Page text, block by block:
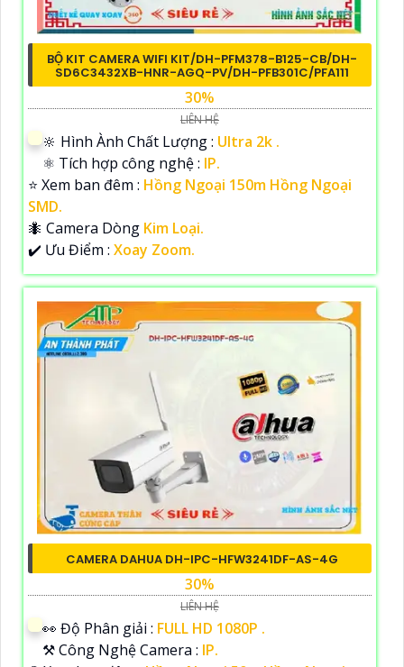
BỘ KIT CAMERA WIFI KIT/DH-PFM378-B125-CB/DH-
SD6C3432XB-HNR-AGQ-PV/DH-PFB301C/PFA111
30%
LIÊN HỆ
🔆 Hình Ành Chất Lượng : Ultra 2k .
⚛️ Tích hợp công nghệ : IP.
⭐ Xem ban đêm : Hồng Ngoại 150m Hồng Ngoại
SMD.
🐜 Camera Dòng Kim Loại.
️✔️ Ưu Điểm : Xoay Zoom.
CAMERA DAHUA DH-IPC-HFW3241DF-AS-4G
30%
LIÊN HỆ
️👀 Độ Phân giải : FULL HD 1080P .
⚒ Công Nghệ Camera : IP.